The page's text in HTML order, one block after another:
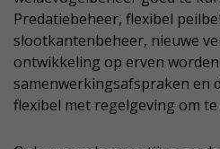
Predatiebeheer, flexibel
slootkantenbeheer, nieuwe
ontwikkeling op erven worden
samenwerkingsafspraken en
flexibel met regelgeving om te